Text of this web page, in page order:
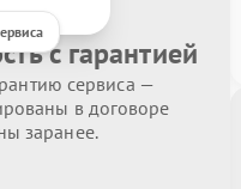
с гарантией
сервиса —
в договоре
заранее.